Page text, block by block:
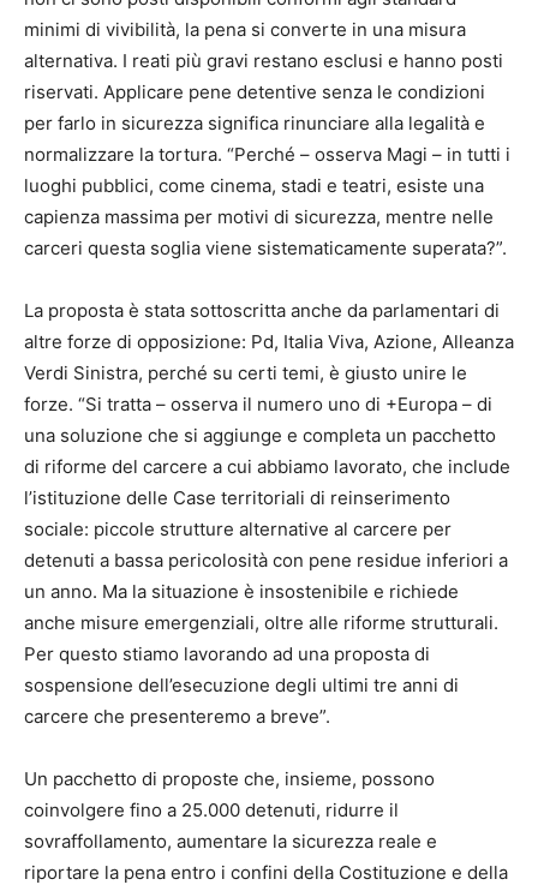
minimi di vivibilità, la pena si converte in una misura
alternativa. I reati più gravi restano esclusi e hanno posti
riservati. Applicare pene detentive senza le condizioni
per farlo in sicurezza significa rinunciare alla legalità e
normalizzare la tortura. “Perché – osserva Magi – in tutti i
luoghi pubblici, come cinema, stadi e teatri, esiste una
capienza massima per motivi di sicurezza, mentre nelle
carceri questa soglia viene sistematicamente superata?”.
La proposta è stata sottoscritta anche da parlamentari di
altre forze di opposizione: Pd, Italia Viva, Azione, Alleanza
Verdi Sinistra, perché su certi temi, è giusto unire le
forze. “Si tratta – osserva il numero uno di +Europa – di
una soluzione che si aggiunge e completa un pacchetto
di riforme del carcere a cui abbiamo lavorato, che include
l’istituzione delle Case territoriali di reinserimento
sociale: piccole strutture alternative al carcere per
detenuti a bassa pericolosità con pene residue inferiori a
un anno. Ma la situazione è insostenibile e richiede
anche misure emergenziali, oltre alle riforme strutturali.
Per questo stiamo lavorando ad una proposta di
sospensione dell’esecuzione degli ultimi tre anni di
carcere che presenteremo a breve”.
Un pacchetto di proposte che, insieme, possono
coinvolgere fino a 25.000 detenuti, ridurre il
sovraffollamento, aumentare la sicurezza reale e
riportare la pena entro i confini della Costituzione e della